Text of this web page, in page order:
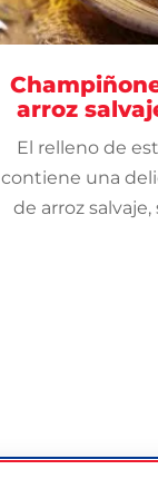
arroz
El relleno de
contiene una
de arroz